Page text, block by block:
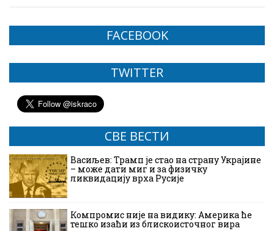
FACEBOOK
TWITTER
СВЕ ВЕСТИ
Васиљев: Трамп је стао на страну Украјине
– може дати миг и за физичку
ликвидацију врха Русије
Компромис није на видику: Америка ће
тешко изаћи из блискоисточног вира